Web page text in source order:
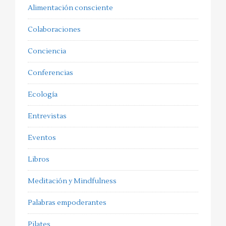
Alimentación consciente
Colaboraciones
Conciencia
Conferencias
Ecología
Entrevistas
Eventos
Libros
Meditación y Mindfulness
Palabras empoderantes